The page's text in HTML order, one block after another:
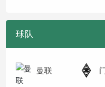
球队
曼联